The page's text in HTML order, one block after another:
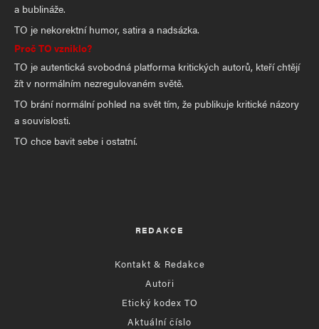
a bublináže.
TO je nekorektní humor, satira a nadsázka.
Proč TO vzniklo?
TO je autentická svobodná platforma kritických autorů, kteří chtějí
žít v normálním nezregulovaném světě.
TO brání normální pohled na svět tím, že publikuje kritické názory
a souvislosti.
TO chce bavit sebe i ostatní.
REDAKCE
Kontakt & Redakce
Autoři
Etický kodex TO
Aktuální číslo